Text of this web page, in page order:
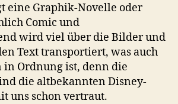
eine Graphik-Novelle oder
Comic und
wird viel über die Bilder und
Text transportiert, was auch
in Ordnung ist, denn die
die altbekannten Disney-
uns schon vertraut.